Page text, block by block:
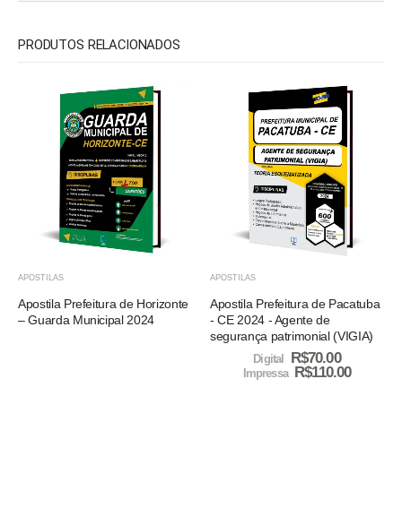
PRODUTOS RELACIONADOS
APOSTILAS
Apostila Prefeitura de Horizonte
– Guarda Municipal 2024
APOSTILAS
Apostila Prefeitura de Pacatuba
- CE 2024 - Agente de
segurança patrimonial (VIGIA)
Digital R$70.00
Impressa R$110.00